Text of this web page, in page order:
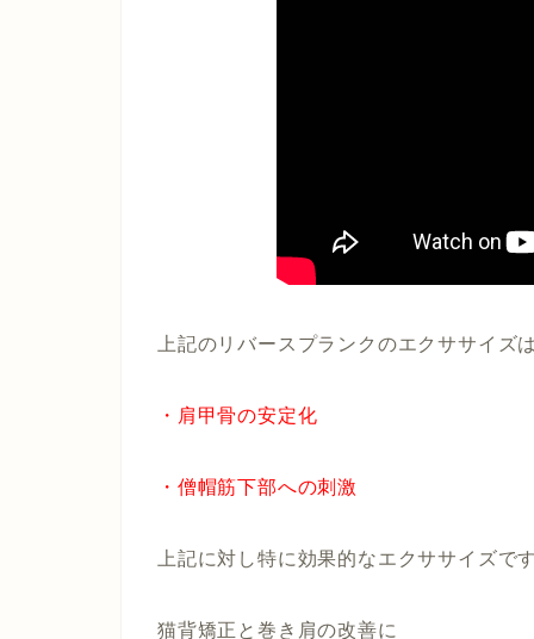
上記のリバースプランクのエクササイズは
・肩甲骨の安定化
・僧帽筋下部への刺激
上記に対し特に効果的なエクササイズです
猫背矯正と巻き肩の改善に